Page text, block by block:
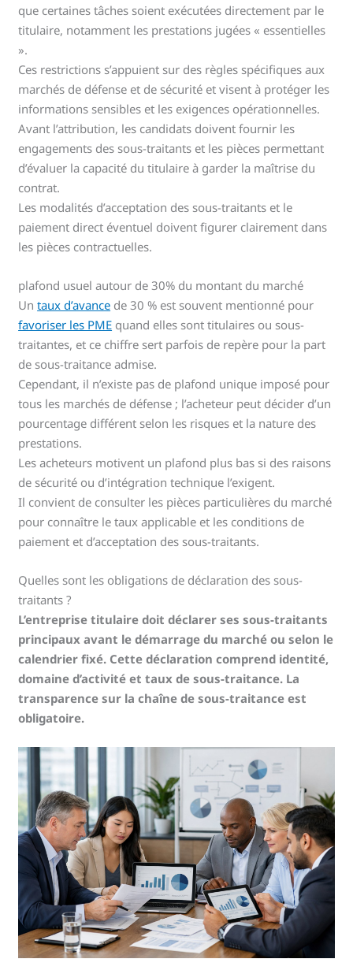
que certaines tâches soient exécutées directement par le
titulaire, notamment les prestations jugées « essentielles
».
Ces restrictions s’appuient sur des règles spécifiques aux
marchés de défense et de sécurité et visent à protéger les
informations sensibles et les exigences opérationnelles.
Avant l’attribution, les candidats doivent fournir les
engagements des sous-traitants et les pièces permettant
d’évaluer la capacité du titulaire à garder la maîtrise du
contrat.
Les modalités d’acceptation des sous-traitants et le
paiement direct éventuel doivent figurer clairement dans
les pièces contractuelles.
plafond usuel autour de 30% du montant du marché
Untaux d’avance de 30 % est souvent mentionné pour
favoriser les PME quand elles sont titulaires ou sous-
traitantes, et ce chiffre sert parfois de repère pour la part
de sous-traitance admise.
Cependant, il n’existe pas de plafond unique imposé pour
tous les marchés de défense ; l’acheteur peut décider d’un
pourcentage différent selon les risques et la nature des
prestations.
Les acheteurs motivent un plafond plus bas si des raisons
de sécurité ou d’intégration technique l’exigent.
Il convient de consulter les pièces particulières du marché
pour connaître le taux applicable et les conditions de
paiement et d’acceptation des sous-traitants.
Quelles sont les obligations de déclaration des sous-
traitants ?
L’entreprise titulaire doit déclarer ses sous-traitants
principaux avant le démarrage du marché ou selon le
calendrier fixé. Cette déclaration comprend identité,
domaine d’activité et taux de sous-traitance. La
transparence sur la chaîne de sous-traitance est
obligatoire.